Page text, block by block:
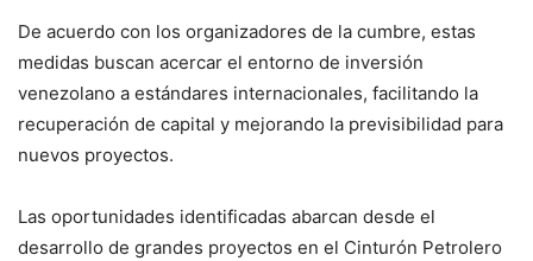
De acuerdo con los organizadores de la cumbre, estas
medidas buscan acercar el entorno de inversión
venezolano a estándares internacionales, facilitando la
recuperación de capital y mejorando la previsibilidad para
nuevos proyectos.
Las oportunidades identificadas abarcan desde el
desarrollo de grandes proyectos en el Cinturón Petrolero